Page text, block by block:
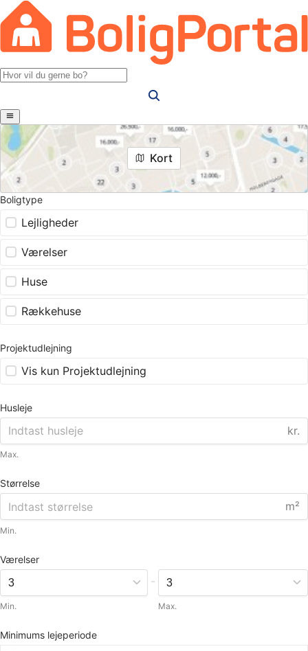
Kort
Boligtype
Lejligheder
Værelser
Huse
Rækkehuse
Projektudlejning
Vis kun Projektudlejning
Husleje
kr.
Max.
Størrelse
m²
Min.
Værelser
Min.
-
Max.
Minimums lejeperiode